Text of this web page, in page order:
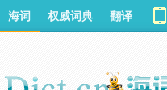
海词 权威词典 翻译